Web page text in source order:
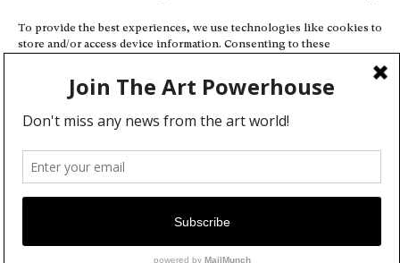
To provide the best experiences, we use technologies like cookies to
store and/or access device information. Consenting to these
or unique IDs on this site. Not consenting or withdrawing consent,
may adversely affect certain features and functions.
Deny
View preferences
Accueil
Événements
À propos
Partenaires
Contact
Conditions générales
Confidentialité et cookies
Communiquer votre événement